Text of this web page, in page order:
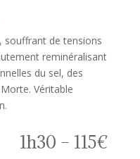
souffrant de tensions
reminéralisant
du sel, des
Véritable
1h30 – 115€